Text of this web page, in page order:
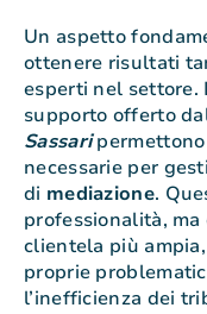
Un aspetto
ottenere risultati
esperti nel settore.
supporto offerto
Sassaripermettono
necessarie per
di mediazione.
professionalità,
clientela più
proprie
l’inefficienza dei